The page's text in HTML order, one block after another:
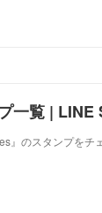
一覧 | LINE
』のスタンプをチ